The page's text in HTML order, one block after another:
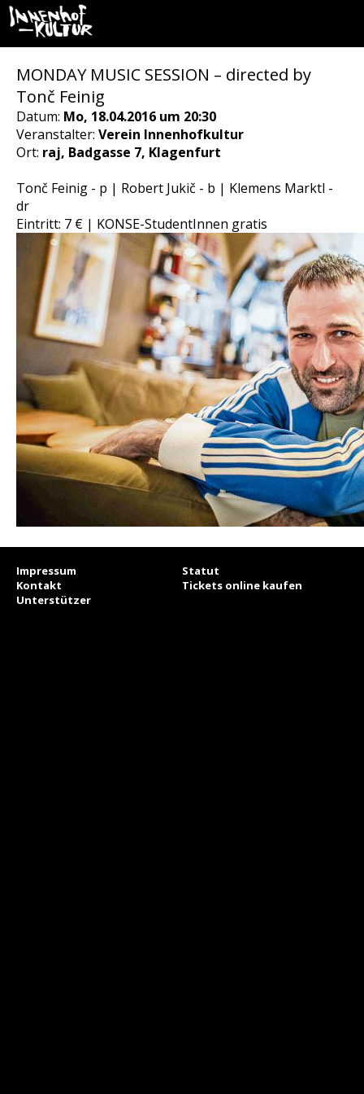
MONDAY MUSIC SESSION – directed by
Tonč Feinig
Datum: Mo, 18.04.2016 um 20:30
Veranstalter: Verein Innenhofkultur
Ort: raj, Badgasse 7, Klagenfurt
Tonč Feinig - p | Robert Jukič - b | Klemens Marktl -
dr
Eintritt: 7 € | KONSE-StudentInnen gratis
Impressum
Statut
Kontakt
Tickets online kaufen
Unterstützer